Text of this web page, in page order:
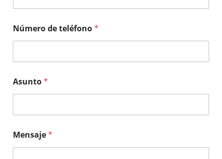
Número de teléfono*
Asunto*
Mensaje*